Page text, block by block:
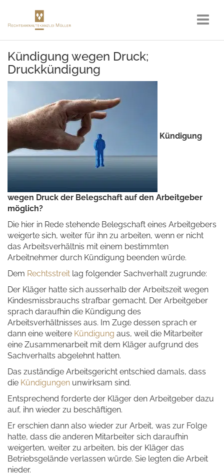
Kündigung wegen Druck;
Druckkündigung
Kündigung
wegen Druck der Belegschaft auf den Arbeitgeber
möglich?
Die hier in Rede stehende Belegschaft eines Arbeitgebers
weigerte sich, weiter für ihn zu arbeiten, wenn er nicht
das Arbeitsverhältnis mit einem bestimmten
Arbeitnehmer durch Kündigung beenden würde.
Dem Rechtsstreit lag folgender Sachverhalt zugrunde:
Der Kläger hatte sich ausserhalb der Arbeitszeit wegen
Kindesmissbrauchs strafbar gemacht. Der Arbeitgeber
sprach daraufhin die Kündigung des
Arbeitsverhältnisses aus. Im Zuge dessen sprach er
dann eine weitere Kündigung aus, weil die Mitarbeiter
eine Zusammenarbeit mit dem Kläger aufgrund des
Sachverhalts abgelehnt hatten.
Das zuständige Arbeitsgericht entschied damals, dass
die Kündigungen unwirksam sind.
Entsprechend forderte der Kläger den Arbeitgeber dazu
auf, ihn wieder zu beschäftigen.
Er erschien dann also wieder zur Arbeit, was zur Folge
hatte, dass die anderen Mitarbeiter sich daraufhin
weigerten, weiter zu arbeiten, bis der Kläger das
Betriebsgelände verlassen würde. Sie legten die Arbeit
nieder.